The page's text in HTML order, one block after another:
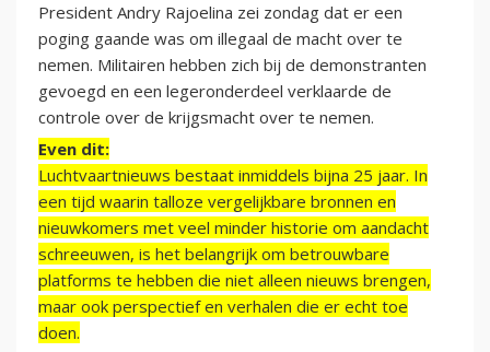
President Andry Rajoelina zei zondag dat er een
poging gaande was om illegaal de macht over te
nemen. Militairen hebben zich bij de demonstranten
gevoegd en een legeronderdeel verklaarde de
controle over de krijgsmacht over te nemen.
Even dit:
Luchtvaartnieuws bestaat inmiddels bijna 25 jaar. In
een tijd waarin talloze vergelijkbare bronnen en
nieuwkomers met veel minder historie om aandacht
schreeuwen, is het belangrijk om betrouwbare
platforms te hebben die niet alleen nieuws brengen,
maar ook perspectief en verhalen die er echt toe
doen.